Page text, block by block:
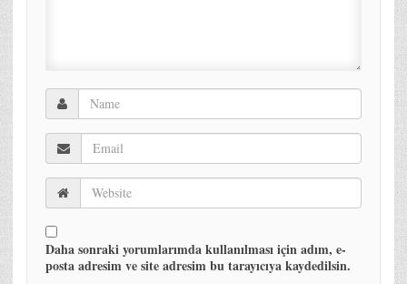
Daha sonraki yorumlarımda kullanılması için adım, e-
posta adresim ve site adresim bu tarayıcıya kaydedilsin.